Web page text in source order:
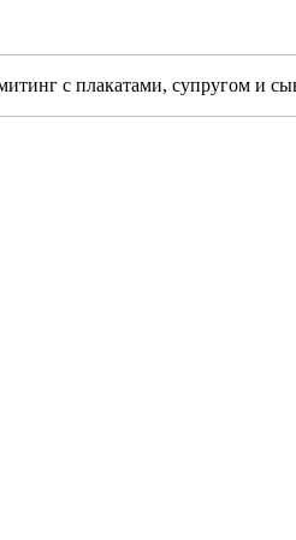
с плакатами, супругом и